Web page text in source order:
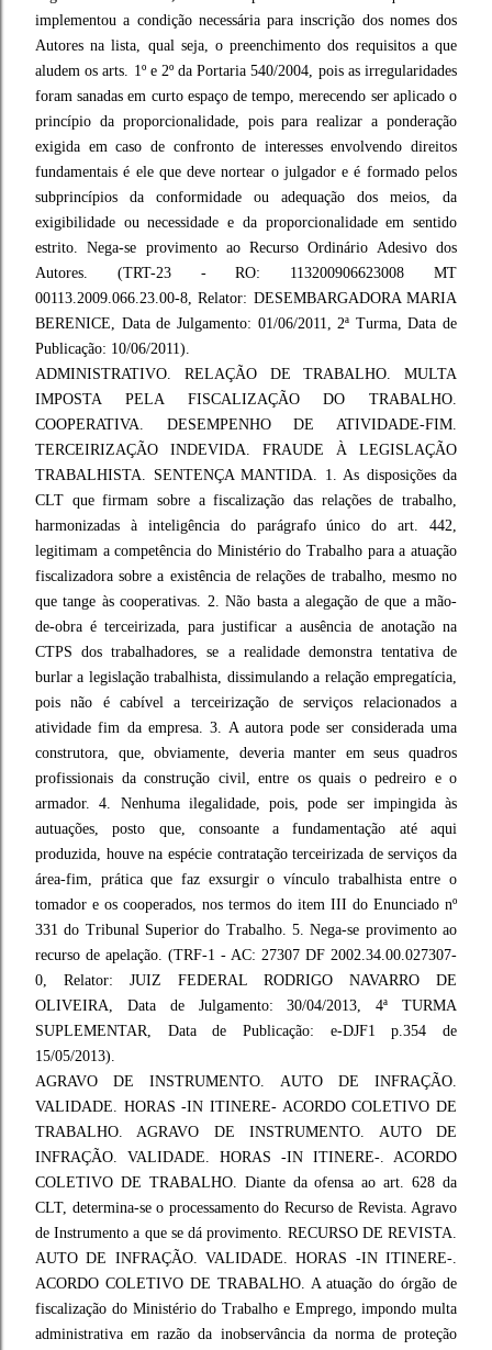
implementou a condição necessária para inscrição dos nomes dos
Autores na lista, qual seja, o preenchimento dos requisitos a que
aludem os arts. 1º e 2º da Portaria 540/2004, pois as irregularidades
foram sanadas em curto espaço de tempo, merecendo ser aplicado o
princípio da proporcionalidade, pois para realizar a ponderação
exigida em caso de confronto de interesses envolvendo direitos
fundamentais é ele que deve nortear o julgador e é formado pelos
subprincípios da conformidade ou adequação dos meios, da
exigibilidade ou necessidade e da proporcionalidade em sentido
estrito. Nega-se provimento ao Recurso Ordinário Adesivo dos
Autores. (TRT-23 - RO: 113200906623008 MT
00113.2009.066.23.00-8, Relator: DESEMBARGADORA MARIA
BERENICE, Data de Julgamento: 01/06/2011, 2ª Turma, Data de
Publicação: 10/06/2011).
ADMINISTRATIVO. RELAÇÃO DE TRABALHO. MULTA
IMPOSTA PELA FISCALIZAÇÃO DO TRABALHO.
COOPERATIVA. DESEMPENHO DE ATIVIDADE-FIM.
TERCEIRIZAÇÃO INDEVIDA. FRAUDE À LEGISLAÇÃO
TRABALHISTA. SENTENÇA MANTIDA. 1. As disposições da
CLT que firmam sobre a fiscalização das relações de trabalho,
harmonizadas à inteligência do parágrafo único do art. 442,
legitimam a competência do Ministério do Trabalho para a atuação
fiscalizadora sobre a existência de relações de trabalho, mesmo no
que tange às cooperativas. 2. Não basta a alegação de que a mão-
de-obra é terceirizada, para justificar a ausência de anotação na
CTPS dos trabalhadores, se a realidade demonstra tentativa de
burlar a legislação trabalhista, dissimulando a relação empregatícia,
pois não é cabível a terceirização de serviços relacionados a
atividade fim da empresa. 3. A autora pode ser considerada uma
construtora, que, obviamente, deveria manter em seus quadros
profissionais da construção civil, entre os quais o pedreiro e o
armador. 4. Nenhuma ilegalidade, pois, pode ser impingida às
autuações, posto que, consoante a fundamentação até aqui
produzida, houve na espécie contratação terceirizada de serviços da
área-fim, prática que faz exsurgir o vínculo trabalhista entre o
tomador e os cooperados, nos termos do item III do Enunciado nº
331 do Tribunal Superior do Trabalho. 5. Nega-se provimento ao
recurso de apelação. (TRF-1 - AC: 27307 DF 2002.34.00.027307-
0, Relator: JUIZ FEDERAL RODRIGO NAVARRO DE
OLIVEIRA, Data de Julgamento: 30/04/2013, 4ª TURMA
SUPLEMENTAR, Data de Publicação: e-DJF1 p.354 de
15/05/2013).
AGRAVO DE INSTRUMENTO. AUTO DE INFRAÇÃO.
VALIDADE. HORAS -IN ITINERE- ACORDO COLETIVO DE
TRABALHO. AGRAVO DE INSTRUMENTO. AUTO DE
INFRAÇÃO. VALIDADE. HORAS -IN ITINERE-. ACORDO
COLETIVO DE TRABALHO. Diante da ofensa ao art. 628 da
CLT, determina-se o processamento do Recurso de Revista. Agravo
de Instrumento a que se dá provimento. RECURSO DE REVISTA.
AUTO DE INFRAÇÃO. VALIDADE. HORAS -IN ITINERE-.
ACORDO COLETIVO DE TRABALHO. A atuação do órgão de
fiscalização do Ministério do Trabalho e Emprego, impondo multa
administrativa em razão da inobservância da norma de proteção